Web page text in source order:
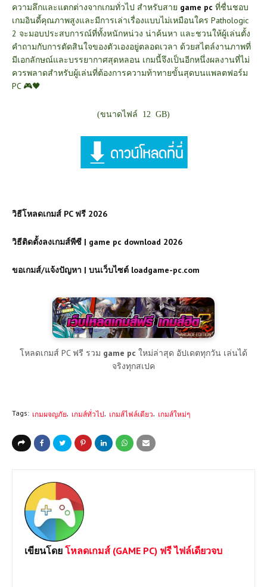
ความลึกและแตกต่างจากเกมทั่วไป สำหรับสาย game pc ที่ชื่นชอบ
เกมอินดี้คุณภาพสูงและมีการเล่าเรื่องแบบไม่เหมือนใคร Pathologic
2 จะมอบประสบการณ์ที่ทั้งหนักหน่วง น่าค้นหา และชวนให้ผู้เล่นตั้ง
คำถามกับการตัดสินใจของตัวเองอยู่ตลอดเวลา ด้วยสไตล์งานภาพที่
มีเอกลักษณ์และบรรยากาศสุดหลอน เกมนี้จึงเป็นอีกหนึ่งผลงานที่ไม่
ควรพลาดสำหรับผู้เล่นที่ต้องการความท้าทายขั้นสุดบนแพลตฟอร์ม
PC 🎮🖤
(ขนาดไฟ ล์ 12 GB)
วิธีโหลดเกมส์ PC ฟรี 2026
วิธีติดตั้งลงเกมส์พีซี | game pc download 2026
ขอเกมส์/แจ้งปัญหา | บนเว็บไซต์ loadgame-pc.com
โหลดเกมส์ PC ฟรี รวม game pc ใหม่ล่าสุด อัปเดตทุกวัน เล่นได้
จริงทุกสเปค
Tags: เกมผจญภัย เกมส์ทั่วไป เกมส์ไฟล์เดียว เกมส์ใหม่ๆ
เขียนโดย โหลดเกมส์ (GAME PC) ฟรี ไฟล์เดียวจบ